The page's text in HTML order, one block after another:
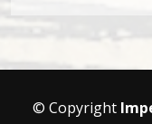
© Copyright